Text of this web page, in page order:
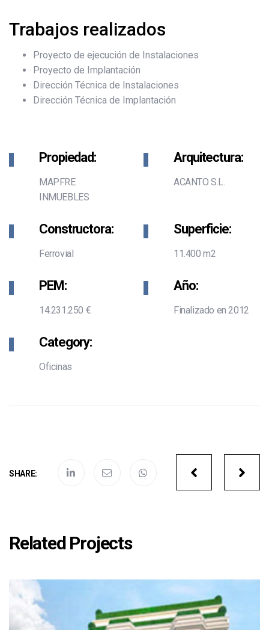
Trabajos realizados
Proyecto de ejecución de Instalaciones
Proyecto de Implantación
Dirección Técnica de Instalaciones
Dirección Técnica de Implantación
Propiedad:
MAPFRE
INMUEBLES
Arquitectura:
ACANTO S.L.
Constructora:
Ferrovial
Superficie:
11.400 m2
PEM:
14.231.250 €
Año:
Finalizado en 2012
Category:
Oficinas
SHARE:
Portfolio
Related Projects